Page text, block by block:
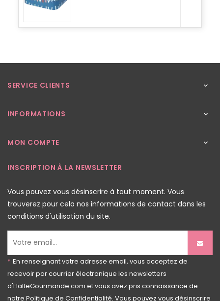
SERVICE CLIENTS 
INFORMATIONS 
MON COMPTE 
INSCRIPTION À LA NEWSLETTER
Vous pouvez vous désinscrire à tout moment. Vous
trouverez pour cela nos informations de contact dans les
conditions d'utilisation du site.
* En renseignant votre adresse email, vous acceptez de
recevoir par courrier électronique les newsletters
d'HalteGourmande.com et vous avez pris connaissance de
notre Politique de Confidentialité. Vous pouvez vous désinscrire